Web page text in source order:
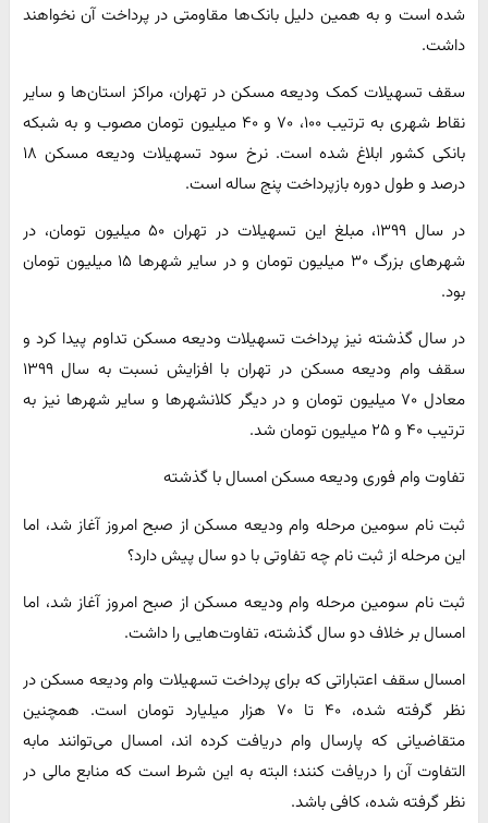
شده است و به همین دلیل بانک‌ها مقاومتی در پرداخت آن نخواهند
داشت.
سقف تسهیلات کمک ودیعه مسکن در تهران، مراکز استان‌ها و سایر
نقاط شهری به ترتیب ۱۰۰، ۷۰ و ۴۰ میلیون تومان مصوب و به شبکه
بانکی کشور ابلاغ شده است. نرخ سود تسهیلات ودیعه مسکن ۱۸
درصد و طول دوره بازپرداخت پنج ساله است.
در سال ۱۳۹۹، مبلغ این تسهیلات در تهران ۵۰ میلیون تومان، در
شهرهای بزرگ ۳۰ میلیون تومان و در سایر شهرها ۱۵ میلیون تومان
بود.
در سال گذشته نیز پرداخت تسهیلات ودیعه مسکن تداوم پیدا کرد و
سقف وام ودیعه مسکن در تهران با افزایش نسبت به سال ۱۳۹۹
معادل ۷۰ میلیون تومان و در دیگر کلانشهرها و سایر شهرها نیز به
ترتیب ۴۰ و ۲۵ میلیون تومان شد.
تفاوت وام فوری ودیعه مسکن امسال با گذشته
ثبت نام سومین مرحله وام ودیعه مسکن از صبح امروز آغاز شد، اما
این مرحله از ثبت نام چه تفاوتی با دو سال پیش دارد؟
ثبت نام سومین مرحله وام ودیعه مسکن از صبح امروز آغاز شد، اما
امسال بر خلاف دو سال گذشته، تفاوت‌هایی را داشت.
امسال سقف اعتباراتی که برای پرداخت تسهیلات وام ودیعه مسکن در
نظر گرفته شده، ۴۰ تا ۷۰ هزار میلیارد تومان است. همچنین
متقاضیانی که پارسال وام دریافت کرده اند، امسال می‌توانند مابه
التفاوت آن را دریافت کنند؛ البته به این شرط است که منابع مالی در
نظر گرفته شده، کافی باشد.